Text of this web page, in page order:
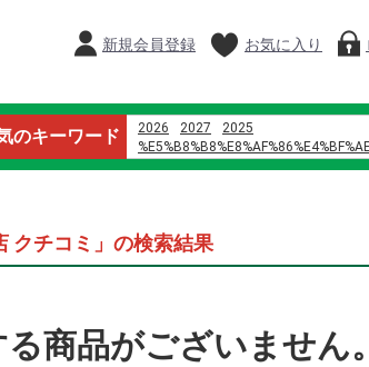
新規会員登録 お気に入り
のキーワード 2026 2027
2025
クチコミ」の検索結果
商品がございません。